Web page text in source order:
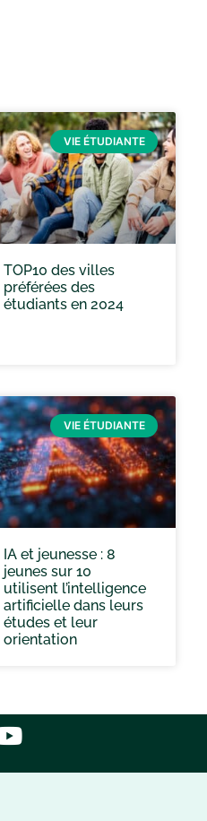
VIE ÉTUDIANTE
TOP10 des villes
préférées des
étudiants en 2024
VIE ÉTUDIANTE
IA et jeunesse : 8
jeunes sur 10
utilisent l’intelligence
artificielle dans leurs
études et leur
orientation